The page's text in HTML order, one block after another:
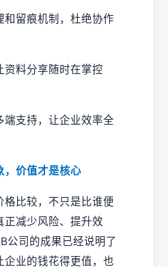
和留痕机制，杜绝协作
资料分享随时在掌控
端支持，让企业效率全
，价值才是核心
格比较，不只是比谁便
正减少风险、提升效
公司的成果已经说明了
企业的钱花得更值，也